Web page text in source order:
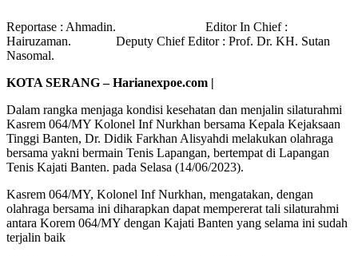
Reportase : Ahmadin. Editor In Chief :
Hairuzaman. Deputy Chief Editor : Prof. Dr. KH. Sutan
Nasomal.
KOTA SERANG – Harianexpoe.com |
Dalam rangka menjaga kondisi kesehatan dan menjalin silaturahmi
Kasrem 064/MY Kolonel Inf Nurkhan bersama Kepala Kejaksaan
Tinggi Banten, Dr. Didik Farkhan Alisyahdi melakukan olahraga
bersama yakni bermain Tenis Lapangan, bertempat di Lapangan
Tenis Kajati Banten. pada Selasa (14/06/2023).
Kasrem 064/MY, Kolonel Inf Nurkhan, mengatakan, dengan
olahraga bersama ini diharapkan dapat mempererat tali silaturahmi
antara Korem 064/MY dengan Kajati Banten yang selama ini sudah
terjalin baik